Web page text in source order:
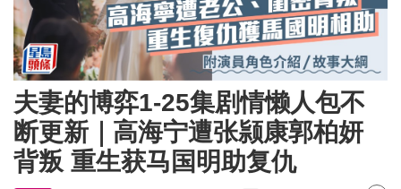
夫妻的博弈1-25集剧情懒人包不
断更新｜高海宁遭张颕康郭柏妍
背叛 重生获马国明助复仇